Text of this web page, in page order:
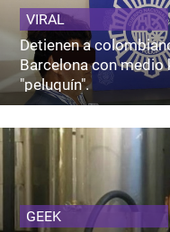
VIRAL
Detienen a
Barcelona con medio
"peluquín".
GEEK